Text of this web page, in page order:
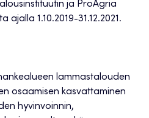
ja ProAgria
1.10.2019-31.12.2021.
lammastalouden
osaamisen kasvattaminen
hyvinvoinnin,